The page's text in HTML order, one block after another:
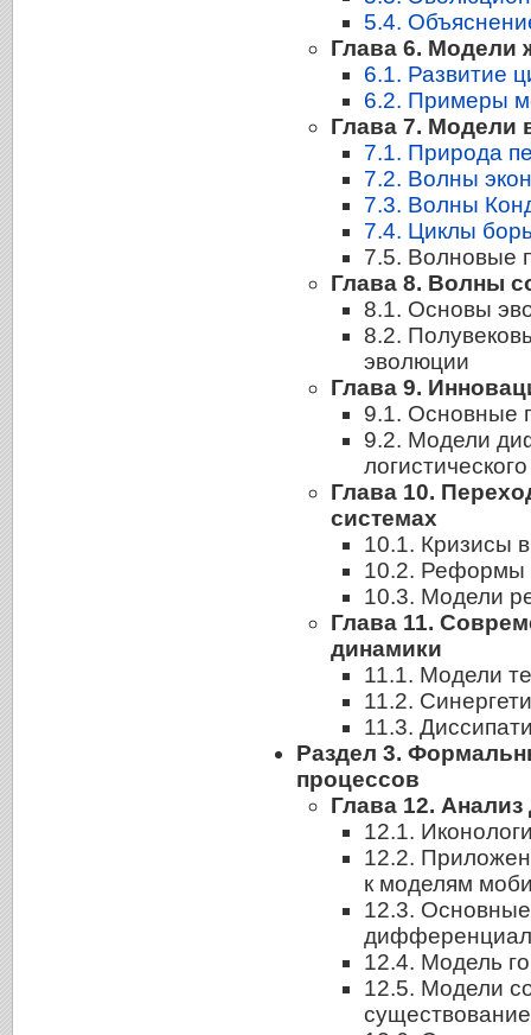
5.4.
Глава 6. Модели
6.1. Развитие
6.2. Примеры
Глава 7. Модели
7.1. Природа
7.2. Волны
7.3. Волны
7.4. Циклы
7.5. Волновые
Глава 8. Волны
8.1. Основы
8.2.
эволюции
Глава 9.
9.1. Основные
9.2. Модели
Глава 10.
системах
10.1. Кризисы
10.2. Реформы
10.3. Модели
Глава 11.
динамики
11.1. Модели
11.2.
11.3.
Раздел 3.
процессов
Глава 12.
12.1.
12.2.
к моделям
12.3.
12.4. Модель
12.5. Модели
существование